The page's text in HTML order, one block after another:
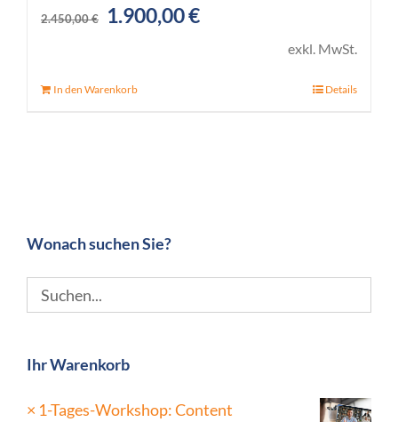
2.450,00€
Ursprünglicher
1.900,00€Aktueller
exkl. MwSt.
In den Warenkorb Details
Wonach suchen Sie?
Ihr Warenkorb
× 1-Tages-Workshop: Content